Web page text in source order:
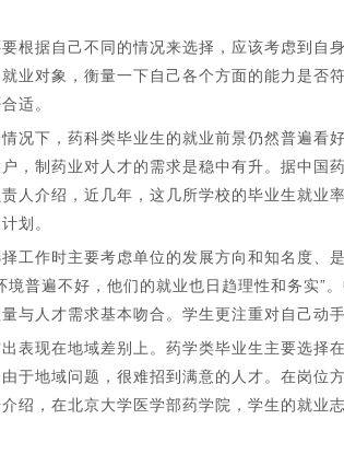
据自己不同的情况来选择，应该考虑到自
业对象，衡量一下自己各个方面的能力是否
适。
下，药科类毕业生的就业前景仍然普遍看好
，制药业对人才的需求是稳中有升。据中国
人介绍，近几年，这几所学校的毕业生就业
划。
作时主要考虑单位的发展方向和知名度、
境普遍不好，他们的就业也日趋理性和务实”
与人才需求基本吻合。学生更注重对自己动
现在地域差别上。药学类毕业生主要选择
于地域问题，很难招到满意的人才。在岗位
绍，在北京大学医学部药学院，学生的就业